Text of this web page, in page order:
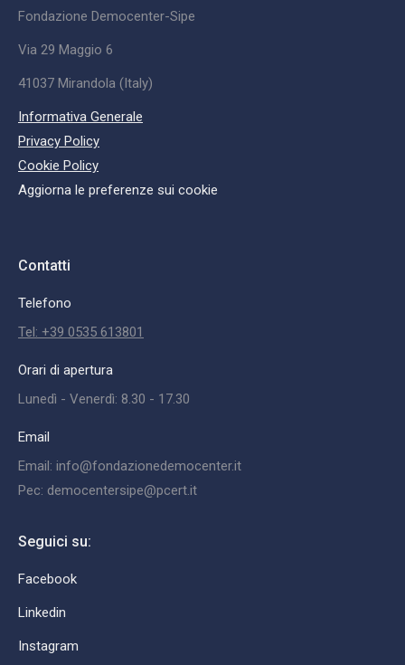
Fondazione Democenter-Sipe
Via 29 Maggio 6
41037 Mirandola (Italy)
Informativa Generale
Privacy Policy
Cookie Policy
Aggiorna le preferenze sui cookie
Contatti
Telefono
Tel: +39 0535 613801
Orari di apertura
Lunedì - Venerdì: 8.30 - 17.30
Email
Email: info@fondazionedemocenter.it
Pec: democentersipe@pcert.it
Seguici su:
Facebook
Linkedin
Instagram